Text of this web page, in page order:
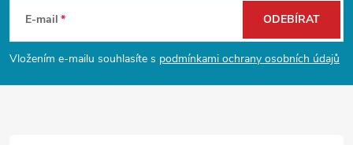
p
E-mail
Vložením e-mailu souhlasíte s podmínkami ochrany osobních údajů
ODEBÍRAT